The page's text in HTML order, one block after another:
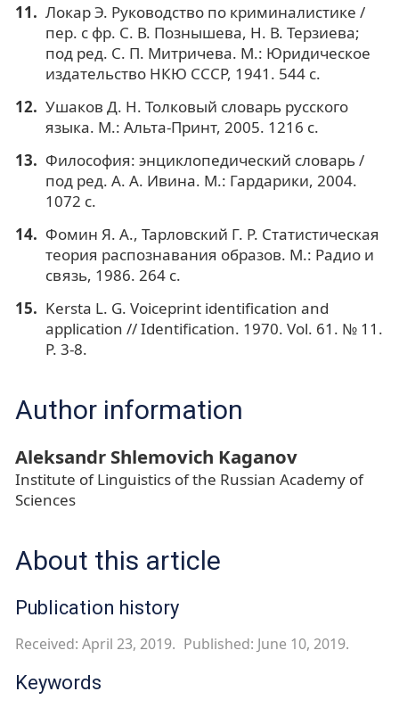
Локар Э. Руководство по криминалистике /
пер. с фр. С. В. Познышева, Н. В. Терзиева;
под ред. С. П. Митричева. М.: Юридическое
издательство НКЮ СССР, 1941. 544 с.
Ушаков Д. Н. Толковый словарь русского
языка. М.: Альта-Принт, 2005. 1216 с.
Философия: энциклопедический словарь /
под ред. А. А. Ивина. М.: Гардарики, 2004.
1072 с.
Фомин Я. А., Тарловский Г. Р. Статистическая
теория распознавания образов. М.: Радио и
связь, 1986. 264 с.
Kersta L. G. Voiceprint identification and
application // Identification. 1970. Vol. 61. № 11.
Р. 3-8.
Author information
Aleksandr Shlemovich Kaganov
Institute of Linguistics of the Russian Academy of
Sciences
About this article
Publication history
Received: April 23, 2019. Published: June 10, 2019.
Keywords